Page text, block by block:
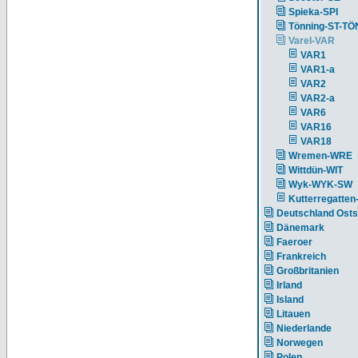
Spieka-SPI
Tönning-ST-
Varel-VAR
VAR1
VAR1-a
VAR2
VAR2-a
VAR6
VAR16
VAR18
Wremen-WRE
Wittdün-WIT
Wyk-WYK-SW
Deutschland
Dänemark
Faeroer
Frankreich
Großbritanien
Irland
Island
Litauen
Niederlande
Norwegen